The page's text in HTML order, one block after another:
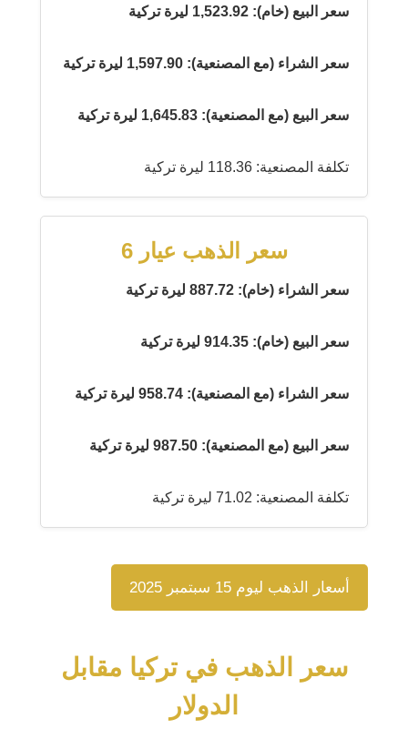
سعر البيع (خام): 1,523.92 ليرة تركية
سعر الشراء (مع المصنعية): 1,597.90 ليرة تركية
سعر البيع (مع المصنعية): 1,645.83 ليرة تركية
تكلفة المصنعية: 118.36 ليرة تركية
سعر الذهب عيار 6
سعر الشراء (خام): 887.72 ليرة تركية
سعر البيع (خام): 914.35 ليرة تركية
سعر الشراء (مع المصنعية): 958.74 ليرة تركية
سعر البيع (مع المصنعية): 987.50 ليرة تركية
تكلفة المصنعية: 71.02 ليرة تركية
أسعار الذهب ليوم 15 سبتمبر 2025
سعر الذهب في تركيا مقابل
الدولار